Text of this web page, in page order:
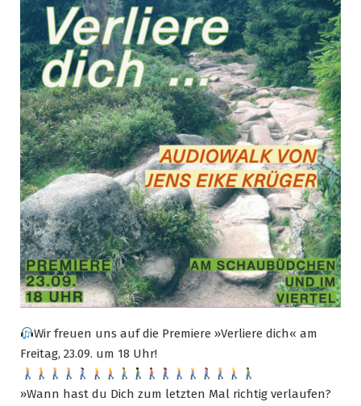
Wir freuen uns auf die Premiere »Verliere dich« am
Freitag, 23.09. um 18 Uhr!
»Wann hast du Dich zum letzten Mal richtig verlaufen?